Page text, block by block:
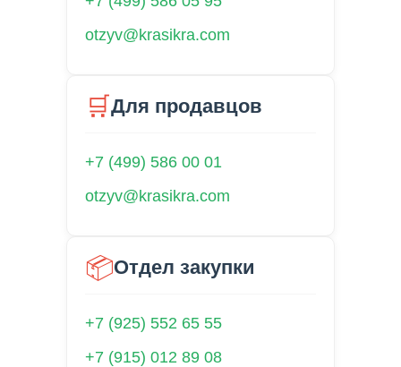
otzyv@krasikra.com
🛒Для продавцов
+7 (499) 586 00 01
otzyv@krasikra.com
📦Отдел закупки
+7 (925) 552 65 55
+7 (915) 012 89 08